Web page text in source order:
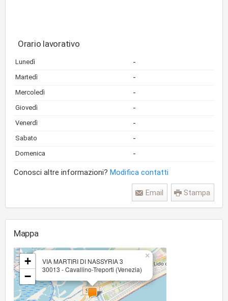
Orario lavorativo
Lunedì -
Martedì -
Mercoledì -
Giovedì -
Venerdì -
Sabato -
Domenica -
Conosci altre informazioni? Modifica contatti
Stampa
Email
Mappa
VIA MARTIRI DI NASSYRIA 3
30013 - Cavallino-Treporti (Venezia)
×
+
−